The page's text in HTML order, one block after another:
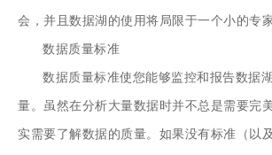
会，并且数据湖的使用将局限于一个小的专
数据质量标准
数据质量标准使您能够监控和报告数据
量。虽然在分析大量数据时并不总是需要完
实需要了解数据的质量。如果没有标准（以